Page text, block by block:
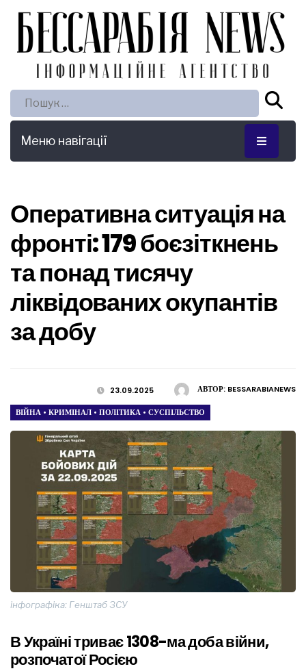
Пошук:
Меню навігації
Оперативна ситуація на
фронті: 179 боєзіткнень
та понад тисячу
ліквідованих окупантів
за добу
АВТОР: BESSARABIANEWS
23.09.2025
ВІЙНА • КРИМІНАЛ • ПОЛІТИКА • СУСПІЛЬСТВО
інфографіка: Генштаб ЗСУ
В Україні триває 1308-ма доба війни,
розпочатої Росією